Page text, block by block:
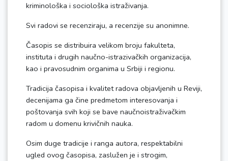
kriminološka i sociološka istraživanja.
Svi radovi se recenziraju, a recenzije su anonimne.
Časopis se distribuira velikom broju fakulteta,
instituta i drugih naučno-istrazivačkih organizacija,
kao i pravosudnim organima u Srbiji i regionu.
Tradicija časopisa i kvalitet radova objavljenih u Reviji,
decenijama ga čine predmetom interesovanja i
poštovanja svih koji se bave naučnoistraživačkim
radom u domenu krivičnih nauka.
Osim duge tradicije i ranga autora, respektabilni
ugled ovog časopisa, zaslužen je i strogim,